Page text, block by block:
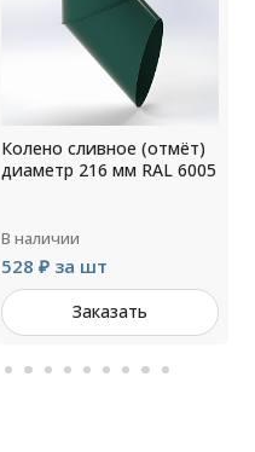
Колено сливное (отмёт)
диаметр 216 мм RAL 6005
В наличии
528 ₽ за шт
Заказать